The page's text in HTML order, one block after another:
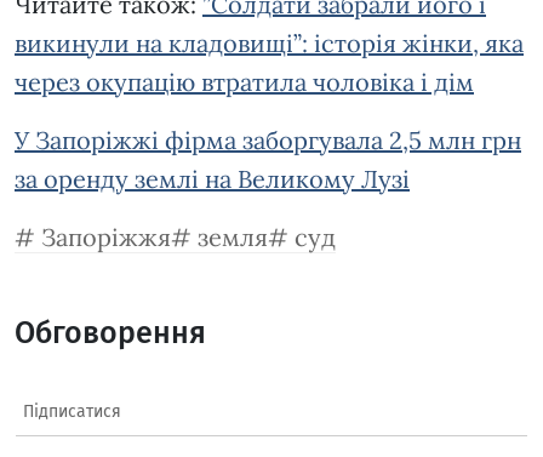
викинули на кладовищі”: історія жінки, яка
через окупацію втратила чоловіка і дім
У Запоріжжі фірма заборгувала 2,5 млн грн
за оренду землі на Великому Лузі
Запоріжжя
земля суд
Обговорення
Підписатися